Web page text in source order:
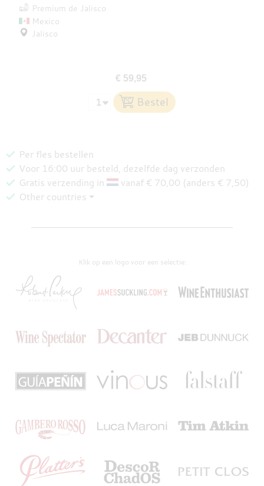
Premium de Jalisco
Mexico
Jalisco
€ 59,95
Per fles bestellen
Voor 16:00 uur besteld, dezelfde dag verzonden
Gratis verzending in
vanaf € 70,00 (anders € 7,50)
Other countries ⏷
Klik op een logo voor een selectie: